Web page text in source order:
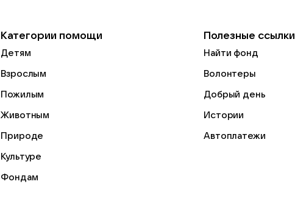
Категории помощи
Детям
Взрослым
Пожилым
Животным
Природе
Культуре
Фондам
Полезные ссылки
Найти фонд
Волонтеры
Добрый день
Истории
Автоплатежи